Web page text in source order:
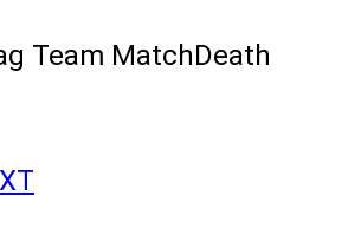
Team MatchDeath